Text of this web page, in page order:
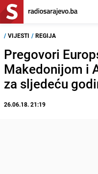
/ VIJESTI / REGIJA
Pregovori
Makedonijom i
za sljedeću
26.06.18. 21:19